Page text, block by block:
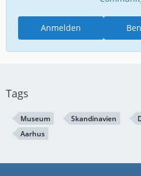
Anmelden
Tags
Museum Skandinavien
Aarhus